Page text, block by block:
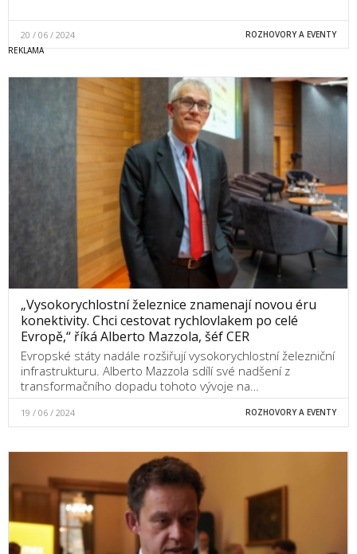
20 / 06 / 2024 ROZHOVORY A EVENTY
„Vysokorychlostní železnice znamenají novou éru
konektivity. Chci cestovat rychlovlakem po celé
Evropě,“ říká Alberto Mazzola, šéf CER
Evropské státy nadále rozšiřují vysokorychlostní železniční
infrastrukturu. Alberto Mazzola sdílí své nadšení z
transformačního dopadu tohoto vývoje na…
19 / 06 / 2024 ROZHOVORY A EVENTY